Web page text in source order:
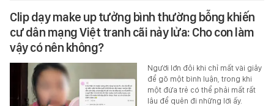
Clip dạy make up tưởng bình thường bỗng khiến
cư dân mạng Việt tranh cãi nảy lửa: Cho con làm
vậy có nên không?
Người lớn đôi khi chỉ mất vài giây
để gõ một bình luận, trong khi
một đứa trẻ có thể phải mất rất
lâu để quên đi những lời ấy.